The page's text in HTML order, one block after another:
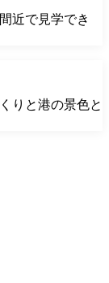
近で見学でき
りと港の景色と